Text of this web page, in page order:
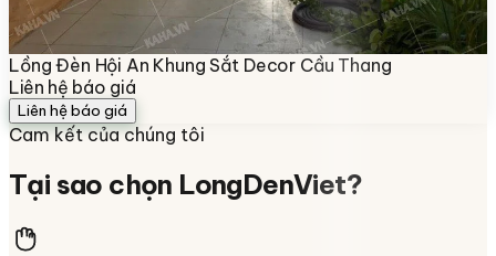
Lồng Đèn Hội An Khung Sắt Decor Cầu Thang
Liên hệ báo giá
Liên hệ báo giá
Cam kết của chúng tôi
Tại sao chọn LongDenViet?